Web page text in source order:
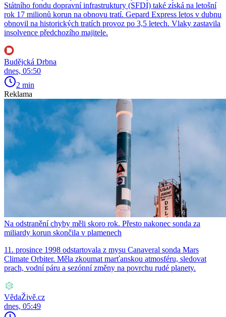
Státního fondu dopravní infrastruktury (SFDI) také získá na letošní
rok 17 milionů korun na obnovu tratí. Gepard Express letos v dubnu
obnovil na historických tratích provoz po 3,5 letech. Vlaky zastavila
insolvence předchozího majitele.
Budějcká Drbna
dnes, 05:50
2 min
Reklama
Na odstranění chyby měli skoro rok. Přesto nakonec sonda za
miliardy korun skončila v plamenech
11. prosince 1998 odstartovala z mysu Canaveral sonda Mars
Climate Orbiter. Měla zkoumat marťanskou atmosféru, sledovat
prach, vodní páru a sezónní změny na povrchu rudé planety.
VědaŽivě.cz
dnes, 05:49